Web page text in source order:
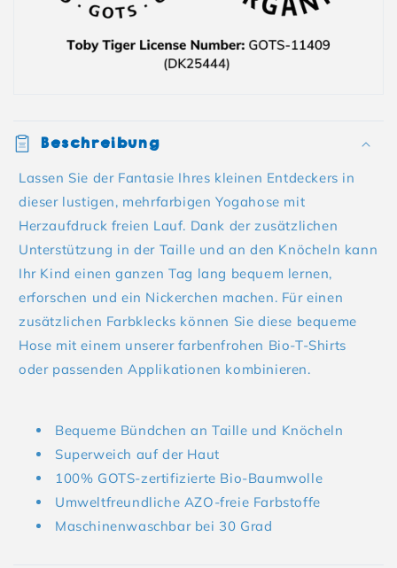
Beschreibung
Lassen Sie der Fantasie Ihres kleinen Entdeckers in
dieser lustigen, mehrfarbigen Yogahose mit
Herzaufdruck freien Lauf. Dank der zusätzlichen
Unterstützung in der Taille und an den Knöcheln kann
Ihr Kind einen ganzen Tag lang bequem lernen,
erforschen und ein Nickerchen machen. Für einen
zusätzlichen Farbklecks können Sie diese bequeme
Hose mit einem unserer farbenfrohen Bio-T-Shirts
oder passenden Applikationen kombinieren.
Bequeme Bündchen an Taille und Knöcheln
Superweich auf der Haut
100% GOTS-zertifizierte Bio-Baumwolle
Umweltfreundliche AZO-freie Farbstoffe
Maschinenwaschbar bei 30 Grad